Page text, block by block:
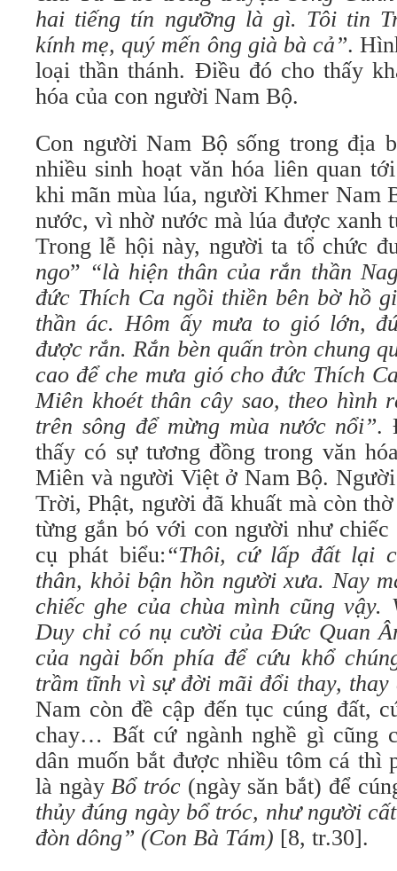
hai tiếng tín ngưỡng là gì. Tôi tin
kính mẹ, quý mến ông già bà cả”.
loại thần thánh. Điều đó cho thấy
hóa của con người Nam Bộ.
Con người Nam Bộ sống trong địa
nhiều sinh hoạt văn hóa liên quan
khi mãn mùa lúa, người Khmer Nam
nước, vì nhờ nước mà lúa được xanh
Trong lễ hội này, người ta tổ chức
ngo” “là hiện thân của rắn thần
đức Thích Ca ngồi thiền bên bờ hồ
thần ác. Hôm ấy mưa to gió lớn,
được rắn. Rắn bèn quấn tròn chung
cao để che mưa gió cho đức Thích
Miên khoét thân cây sao, theo hình
trên sông để mừng mùa nước nổi”.
thấy có sự tương đồng trong văn
Miên và người Việt ở Nam Bộ.
Trời, Phật, người đã khuất mà còn
từng gắn bó với con người như
cụ phát biểu:“Thôi, cứ lấp đất lại
thân, khỏi bận hồn người xưa. Nay
chiếc ghe của chùa mình cũng vậy.
Duy chỉ có nụ cười của Đức Quan
của ngài bốn phía để cứu khổ
trầm tĩnh vì sự đời mãi đổi thay, thay
Nam còn đề cập đến tục cúng đất,
chay… Bất cứ ngành nghề gì cũng
dân muốn bắt được nhiều tôm cá thì
là ngàyBổ tróc (ngày săn bắt) để
thủy đúng ngày bổ tróc, như người
đòn dông” (Con Bà Tám) [8, tr.30].